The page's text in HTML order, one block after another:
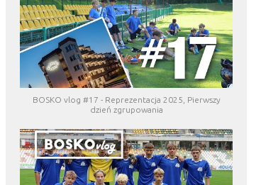
BOSKO vlog #17 - Reprezentacja 2025, Pierwszy
dzień zgrupowania